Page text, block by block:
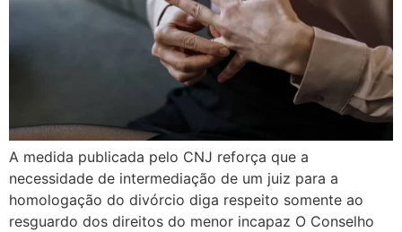
A medida publicada pelo CNJ reforça que a
necessidade de intermediação de um juiz para a
homologação do divórcio diga respeito somente ao
resguardo dos direitos do menor incapaz O Conselho